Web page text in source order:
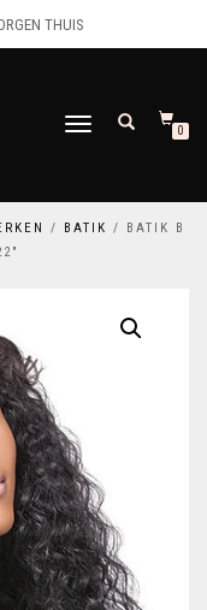
THUIS
SCHAKEL
0
/ BATIK / BATIK B